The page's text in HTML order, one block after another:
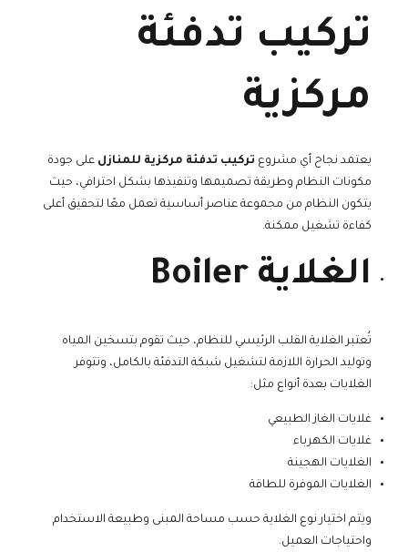
تركيب تدفئة
مركزية
يعتمد نجاح أي مشروع تركيب تدفئة مركزية للمنازل على جودة
مكونات النظام وطريقة تصميمها وتنفيذها بشكل احترافي، حيث
يتكون النظام من مجموعة عناصر أساسية تعمل معًا لتحقيق أعلى
كفاءة تشغيل ممكنة.
الغلاية Boiler
تُعتبر الغلاية القلب الرئيسي للنظام، حيث تقوم بتسخين المياه
وتوليد الحرارة اللازمة لتشغيل شبكة التدفئة بالكامل، وتتوفر
الغلايات بعدة أنواع مثل:
غلايات الغاز الطبيعي
غلايات الكهرباء
الغلايات الهجينة
الغلايات الموفرة للطاقة
ويتم اختيار نوع الغلاية حسب مساحة المبنى وطبيعة الاستخدام
واحتياجات العميل.